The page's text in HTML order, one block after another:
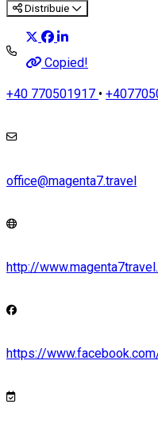
Distribuie
Copied!
+40 770501917 •
office@magenta7.travel
http://
https://